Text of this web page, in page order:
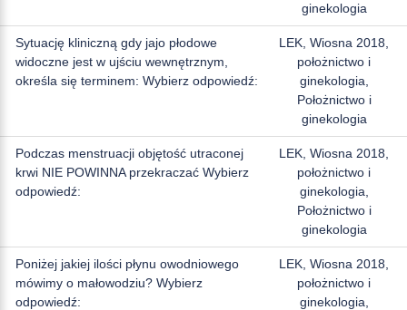
ginekologia
Sytuację kliniczną gdy jajo płodowe
widoczne jest w ujściu wewnętrznym,
określa się terminem: Wybierz odpowiedź:
LEK, Wiosna 2018,
położnictwo i
ginekologia,
Położnictwo i
ginekologia
Podczas menstruacji objętość utraconej
krwi NIE POWINNA przekraczać Wybierz
odpowiedź:
LEK, Wiosna 2018,
położnictwo i
ginekologia,
Położnictwo i
ginekologia
Poniżej jakiej ilości płynu owodniowego
mówimy o małowodziu? Wybierz
odpowiedź:
LEK, Wiosna 2018,
położnictwo i
ginekologia,